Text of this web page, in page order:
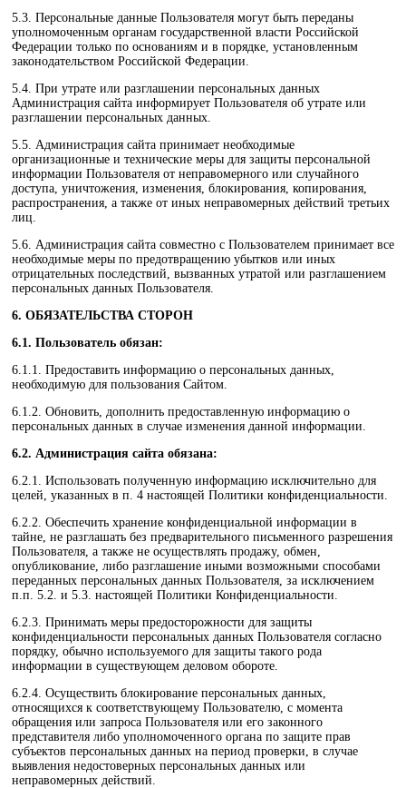
5.3. Персональные данные Пользователя могут быть переданы
уполномоченным органам государственной власти Российской
Федерации только по основаниям и в порядке, установленным
законодательством Российской Федерации.
5.4. При утрате или разглашении персональных данных
Администрация сайта информирует Пользователя об утрате или
разглашении персональных данных.
5.5. Администрация сайта принимает необходимые
организационные и технические меры для защиты персональной
информации Пользователя от неправомерного или случайного
доступа, уничтожения, изменения, блокирования, копирования,
распространения, а также от иных неправомерных действий третьих
лиц.
5.6. Администрация сайта совместно с Пользователем принимает все
необходимые меры по предотвращению убытков или иных
отрицательных последствий, вызванных утратой или разглашением
персональных данных Пользователя.
6. ОБЯЗАТЕЛЬСТВА СТОРОН
6.1. Пользователь обязан:
6.1.1. Предоставить информацию о персональных данных,
необходимую для пользования Сайтом.
6.1.2. Обновить, дополнить предоставленную информацию о
персональных данных в случае изменения данной информации.
6.2. Администрация сайта обязана:
6.2.1. Использовать полученную информацию исключительно для
целей, указанных в п. 4 настоящей Политики конфиденциальности.
6.2.2. Обеспечить хранение конфиденциальной информации в
тайне, не разглашать без предварительного письменного разрешения
Пользователя, а также не осуществлять продажу, обмен,
опубликование, либо разглашение иными возможными способами
переданных персональных данных Пользователя, за исключением
п.п. 5.2. и 5.3. настоящей Политики Конфиденциальности.
6.2.3. Принимать меры предосторожности для защиты
конфиденциальности персональных данных Пользователя согласно
порядку, обычно используемого для защиты такого рода
информации в существующем деловом обороте.
6.2.4. Осуществить блокирование персональных данных,
относящихся к соответствующему Пользователю, с момента
обращения или запроса Пользователя или его законного
представителя либо уполномоченного органа по защите прав
субъектов персональных данных на период проверки, в случае
выявления недостоверных персональных данных или
неправомерных действий.